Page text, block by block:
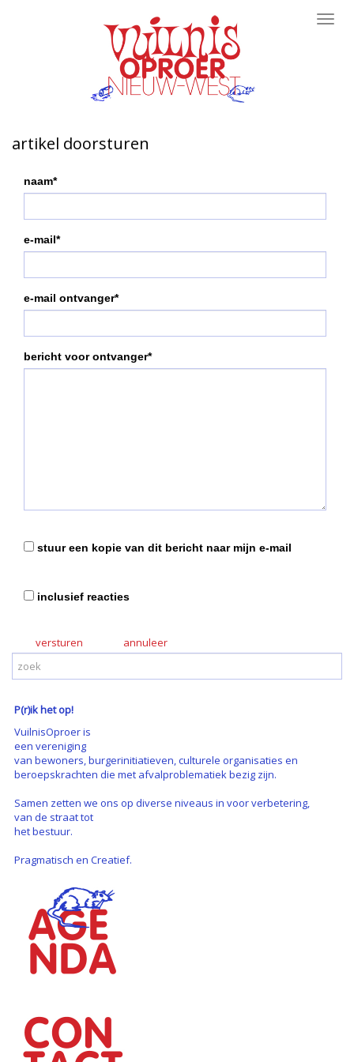
artikel doorsturen
naam*
e-mail*
e-mail ontvanger*
bericht voor ontvanger*
stuur een kopie van dit bericht naar mijn e-mail
inclusief reacties
versturen
P(r)ik het op!
VuilnisOproer is
een vereniging
van bewoners, burgerinitiatieven, culturele organisaties en
beroepskrachten die met afvalproblematiek bezig zijn.
Samen zetten we ons op diverse niveaus in voor verbetering,
van de straat tot
het bestuur.
Pragmatisch en Creatief.